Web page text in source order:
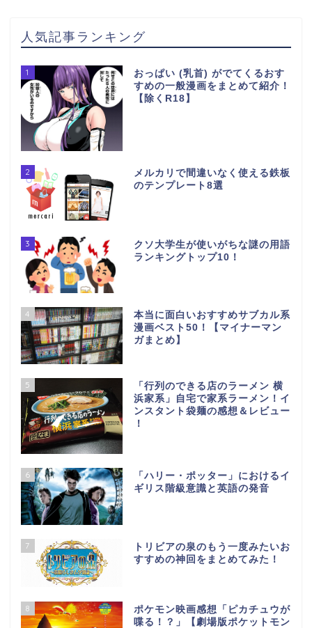
人気記事ランキング
1
おっぱい (乳首) がでてくるおす
すめの一般漫画をまとめて紹介！
【除くR18】
2
メルカリで間違いなく使える鉄板
のテンプレート8選
3
クソ大学生が使いがちな謎の用語
ランキングトップ10！
4
本当に面白いおすすめサブカル系
漫画ベスト50！【マイナーマン
ガまとめ】
5
「行列のできる店のラーメン 横
浜家系」自宅で家系ラーメン！イ
ンスタント袋麺の感想＆レビュー
！
6
「ハリー・ポッター」におけるイ
ギリス階級意識と英語の発音
7
トリビアの泉のもう一度みたいお
すすめの神回をまとめてみた！
8
ポケモン映画感想「ピカチュウが
喋る！？」【劇場版ポケットモン